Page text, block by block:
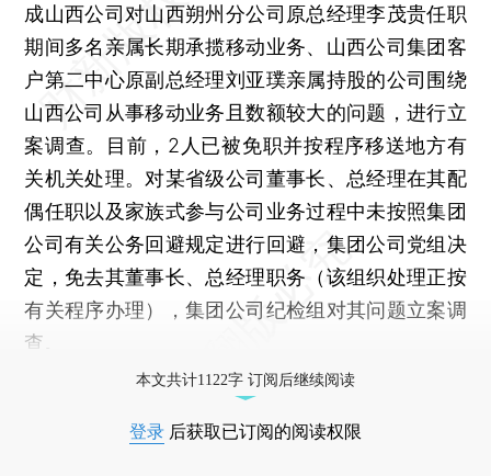
成山西公司对山西朔州分公司原总经理李茂贵任职
期间多名亲属长期承揽移动业务、山西公司集团客
户第二中心原副总经理刘亚璞亲属持股的公司围绕
山西公司从事移动业务且数额较大的问题，进行立
案调查。目前，2人已被免职并按程序移送地方有
关机关处理。对某省级公司董事长、总经理在其配
偶任职以及家族式参与公司业务过程中未按照集团
公司有关公务回避规定进行回避，集团公司党组决
定，免去其董事长、总经理职务（该组织处理正按
有关程序办理），集团公司纪检组对其问题立案调
查。
本文共计1122字 订阅后继续阅读
登录 后获取已订阅的阅读权限